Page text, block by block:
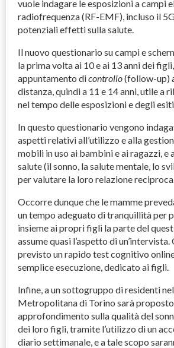
vuole indagare le esposizioni a campi
radiofrequenza (RF-EMF), incluso il
potenziali effetti sulla salute.
Il nuovo questionario su campi e
la prima volta ai 10 e ai 13 anni dei
appuntamento dicontrollo(follow-up)
distanza, quindi a 11 e 14 anni, utile a
nel tempo delle esposizioni e degli
In questo questionario vengono
aspetti relativi all’utilizzo e alla
mobili in uso ai bambini e ai ragazzi, e
salute (il sonno, la salute mentale, lo
per valutare la loro relazione reciproca.
Occorre dunque che le mamme
un tempo adeguato di tranquillità per
insieme ai propri figli la parte del
assume quasi l’aspetto di
previsto un rapido test cognitivo
semplice esecuzione, dedicato ai figli.
Infine, a un sottogruppo di residenti
Metropolitana di Torino sarà
approfondimento sulla qualità del
dei loro figli, tramite l’utilizzo di un
diario settimanale, e a tale scopo